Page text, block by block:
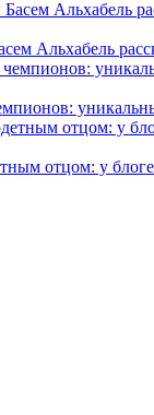
Альхабель
отцом: у